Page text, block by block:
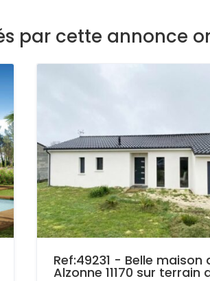
par cette annonce
Ref:49231 - Belle maison
Alzonne 11170 sur terrain